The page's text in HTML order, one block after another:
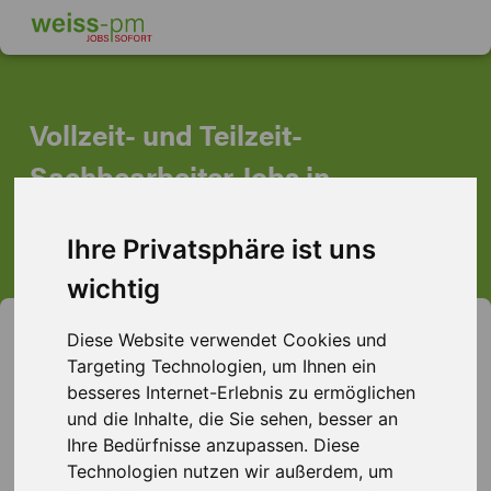
Ihre Privatsphäre ist uns
wichtig
Diese Website verwendet Cookies und
Targeting Technologien, um Ihnen ein
besseres Internet-Erlebnis zu ermöglichen
und die Inhalte, die Sie sehen, besser an
Ihre Bedürfnisse anzupassen. Diese
Technologien nutzen wir außerdem, um
Vollzeit- und Teilzeit-
Sachbearbeiter Jobs in
Sachbearbeiter gesucht: Starten
Sie Ihre Karriere in
Aschaffenburg
Möchten Sie als Sachbearbeiter in Aschaffenburg